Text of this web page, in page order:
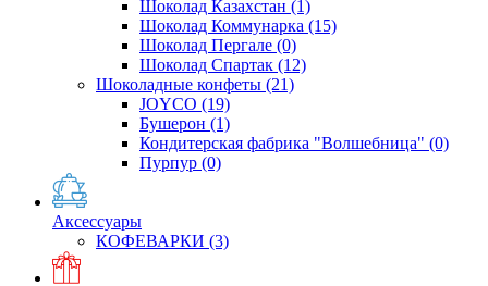
Шоколад Казахстан (1)
Шоколад Коммунарка (15)
Шоколад Пергале (0)
Шоколад Спартак (12)
Шоколадные конфеты (21)
JOYCO (19)
Бушерон (1)
Кондитерская фабрика "Волшебница" (0)
Пурпур (0)
Аксессуары
КОФЕВАРКИ (3)